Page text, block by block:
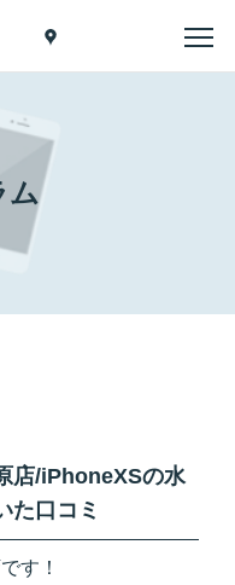
ム
店/iPhoneXSの水
た口コミ
す！